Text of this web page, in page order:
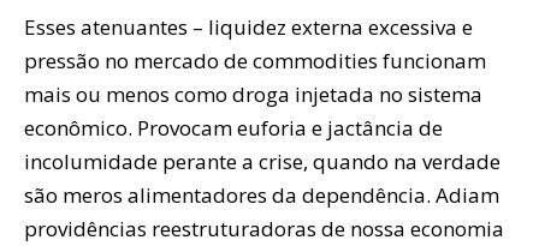
Esses atenuantes – liquidez externa excessiva e
pressão no mercado de commodities funcionam
mais ou menos como droga injetada no sistema
econômico. Provocam euforia e jactância de
incolumidade perante a crise, quando na verdade
são meros alimentadores da dependência. Adiam
providências reestruturadoras de nossa economia